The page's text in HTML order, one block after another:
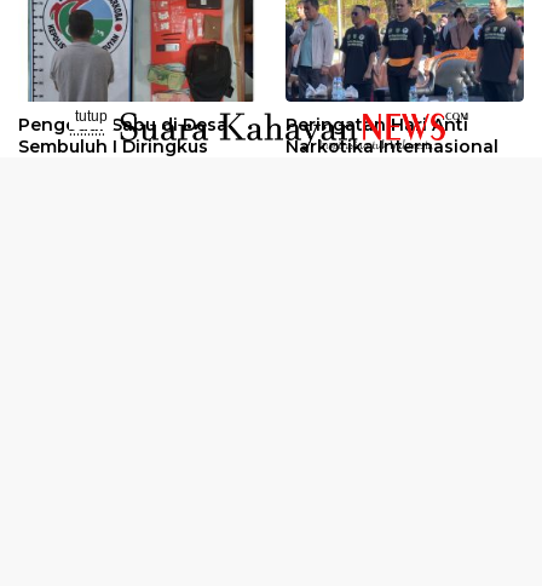
Pengedar Sabu di Desa
Sembuluh I Diringkus
Peringatan Hari Anti
Narkotika Internasional
tutup
..........